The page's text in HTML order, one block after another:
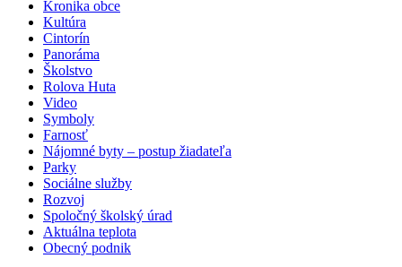
Kronika obce
Kultúra
Cintorín
Panoráma
Školstvo
Rolova Huta
Video
Symboly
Farnosť
Nájomné byty – postup žiadateľa
Parky
Sociálne služby
Rozvoj
Spoločný školský úrad
Aktuálna teplota
Obecný podnik